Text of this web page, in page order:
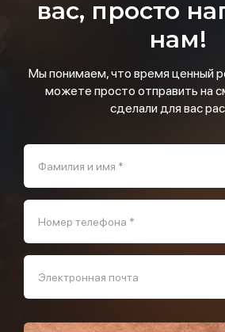
вас, просто
нам!
Мы понимаем, что время ценный
можете просто отправить на
сделали для вас
Фамилия и имя *
Номер телефона *
Электронная почта